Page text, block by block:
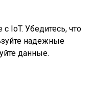
IoT. Убедитесь, что
надежные
данные.